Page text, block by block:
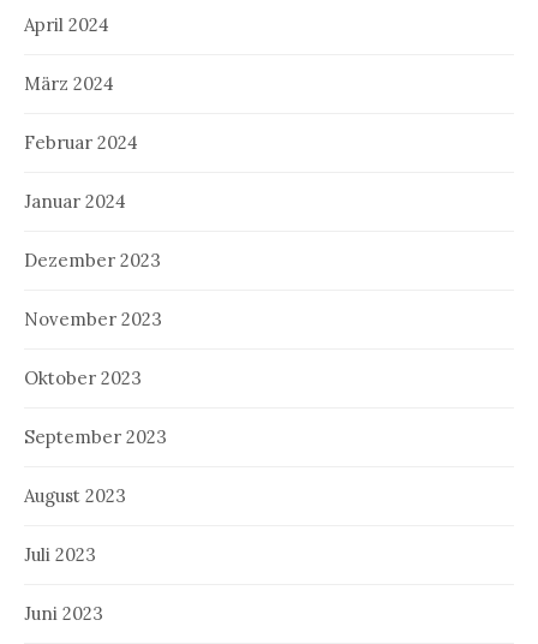
April 2024
März 2024
Februar 2024
Januar 2024
Dezember 2023
November 2023
Oktober 2023
September 2023
August 2023
Juli 2023
Juni 2023